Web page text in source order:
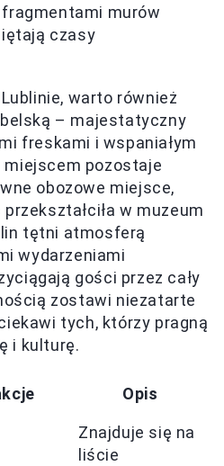
murów
czasy
warto również
– majestatyczny
freskami i wspaniałym
pozostaje
obozowe miejsce,
w muzeum
tętni atmosferą
wydarzeniami
gości przez cały
zostawi niezatarte
tych, którzy pragną
i kulturę.
Opis
Znajduje się na
liście